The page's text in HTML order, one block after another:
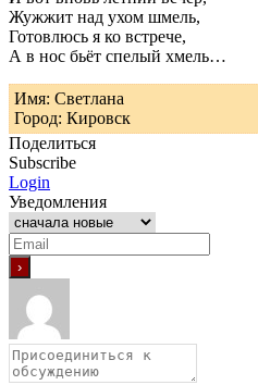
Жужжит над ухом шмель,
Готовлюсь я ко встрече,
А в нос бьёт спелый хмель…
Имя: Светлана
Город: Кировск
Поделиться
Subscribe
Login
Уведомления